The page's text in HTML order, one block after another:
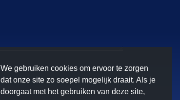
We gebruiken cookies om ervoor te zorgen
dat onze site zo soepel mogelijk draait. Als je
doorgaat met het gebruiken van deze site,